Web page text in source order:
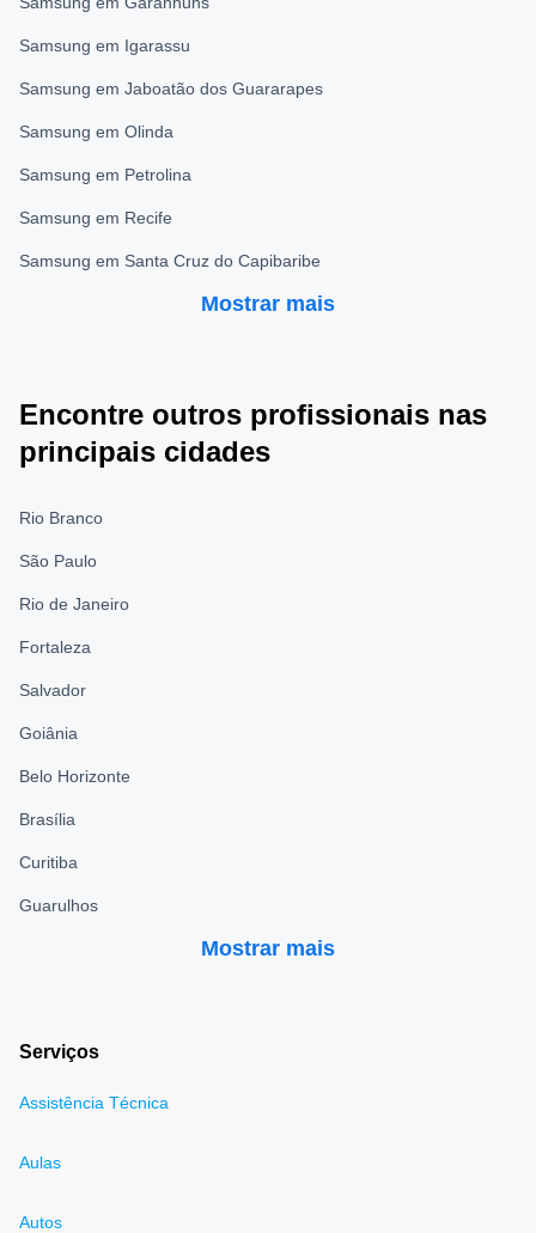
Samsung em Igarassu
Samsung em Jaboatão dos Guararapes
Samsung em Olinda
Samsung em Petrolina
Samsung em Recife
Samsung em Santa Cruz do Capibaribe
Mostrar mais
Encontre outros profissionais nas
principais cidades
Rio Branco
São Paulo
Rio de Janeiro
Fortaleza
Salvador
Goiânia
Belo Horizonte
Brasília
Curitiba
Guarulhos
Mostrar mais
Serviços
Assistência Técnica
Aulas
Autos